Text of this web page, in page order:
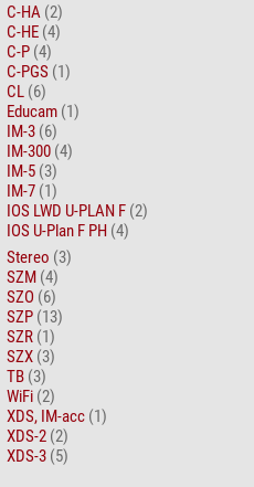
C-HA (2)
C-HE (4)
C-P (4)
C-PGS (1)
CL (6)
Educam (1)
IM-3 (6)
IM-300 (4)
IM-5 (3)
IM-7 (1)
IOS LWD U-PLAN F (2)
IOS U-Plan F PH (4)
Stereo (3)
SZM (4)
SZO (6)
SZP (13)
SZR (1)
SZX (3)
TB (3)
WiFi (2)
XDS, IM-acc (1)
XDS-2 (2)
XDS-3 (5)